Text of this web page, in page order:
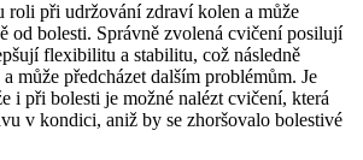
roli při udržování zdraví kolen a může
od bolesti. Správně zvolená cvičení posilují
flexibilitu a stabilitu, což následně
může předcházet dalším problémům. Je
i při bolesti je možné nalézt cvičení, která
v kondici, aniž by se zhoršovalo bolestivé